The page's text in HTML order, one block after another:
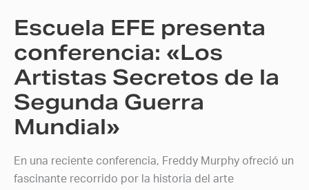
Escuela EFE presenta
conferencia: «Los
Artistas Secretos de la
Segunda Guerra
Mundial»
En una reciente conferencia, Freddy Murphy ofreció un
fascinante recorrido por la historia del arte
la
Guerra
Mundial»